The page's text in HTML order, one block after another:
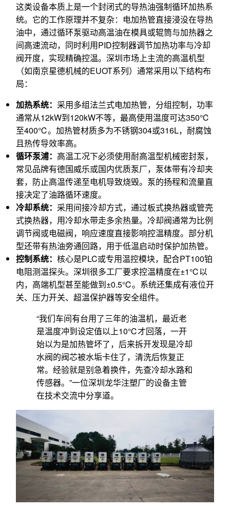
这类设备本质上是一个封闭式的导热油强制循环加热系
统。它的工作原理并不复杂：电加热管直接浸没在导热
油中，通过循环泵驱动高温油在模具或辊筒与加热器之
间高速流动，同时利用PID控制器调节加热功率与冷却
阀开度，实现精确控温。深圳市场上主流的高温机型
（如南京星德机械的EUOT系列）通常采用以下结构布
局：
加热系统： 采用多组法兰式电加热管，分组控制，功率
通常从12kW到120kW不等，最高使用温度可达350℃
至400℃。加热管材质多为不锈钢304或316L，耐腐蚀
且热传导效率高。
循环泵浦： 高温工况下必须使用耐高温型机械密封泵，
常见品牌有德国威乐或国内优质泵厂，泵体带有冷却夹
套，防止高温传递至电机导致烧毁。泵的扬程和流量直
接决定了油路循环速度。
冷却系统： 采用间接冷却方式，通过板式换热器或管壳
式换热器，用冷却水带走多余热量。冷却阀通常为比例
调节阀或电磁阀，响应速度直接影响控温精度。部分机
型还带有热油旁通回路，用于低温启动时保护加热管。
控制系统： 核心是PLC或专用温控模块，配合PT100铂
电阻测温探头。深圳很多工厂要求控温精度在±1℃以
内，高端机型甚至能做到±0.5℃。系统还集成有液位开
关、压力开关、超温保护器等安全组件。
“我们车间有台用了三年的油温机，最近老
是温度冲到设定值以上10℃才回落，一开
始以为是加热管坏了，后来拆开发现是冷却
水阀的阀芯被水垢卡住了，清洗后恢复正
常。经验就是别急着换件，先查冷却水路和
传感器。”一位深圳龙华注塑厂的设备主管
在技术交流中分享道。